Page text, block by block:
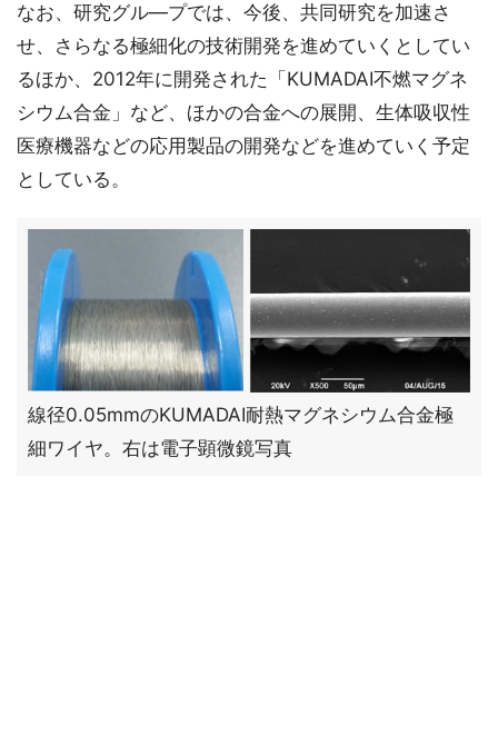
なお、研究グル―プでは、今後、共同研究を加速さ
せ、さらなる極細化の技術開発を進めていくとしてい
るほか、2012年に開発された「KUMADAI不燃マグネ
シウム合金」など、ほかの合金への展開、生体吸収性
医療機器などの応用製品の開発などを進めていく予定
としている。
線径0.05mmのKUMADAI耐熱マグネシウム合金極
細ワイヤ。右は電子顕微鏡写真